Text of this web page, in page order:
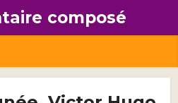
composé